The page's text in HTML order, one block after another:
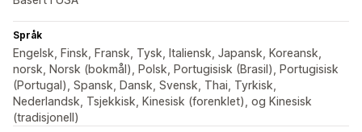
Språk
Engelsk, Finsk, Fransk, Tysk, Italiensk, Japansk, Koreansk,
norsk, Norsk (bokmål), Polsk, Portugisisk (Brasil), Portugisisk
(Portugal), Spansk, Dansk, Svensk, Thai, Tyrkisk,
Nederlandsk, Tsjekkisk, Kinesisk (forenklet), og Kinesisk
(tradisjonell)